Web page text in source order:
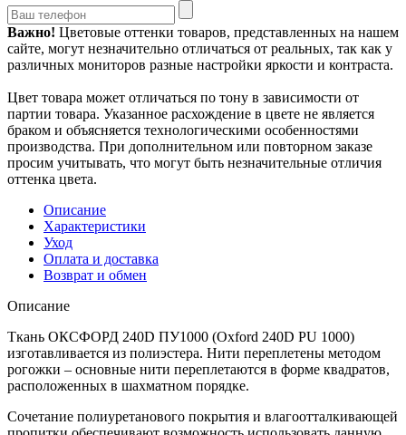
Важно! Цветовые оттенки товаров, представленных на нашем
сайте, могут незначительно отличаться от реальных, так как у
различных мониторов разные настройки яркости и контраста.
Цвет товара может отличаться по тону в зависимости от
партии товара. Указанное расхождение в цвете не является
браком и объясняется технологическими особенностями
производства. При дополнительном или повторном заказе
просим учитывать, что могут быть незначительные отличия
оттенка цвета.
Описание
Характеристики
Уход
Оплата и доставка
Возврат и обмен
Описание
Ткань ОКСФОРД 240D ПУ1000 (Oxford 240D PU 1000)
изготавливается из полиэстера. Нити переплетены методом
рогожки – основные нити переплетаются в форме квадратов,
расположенных в шахматном порядке.
Сочетание полиуретанового покрытия и влагоотталкивающей